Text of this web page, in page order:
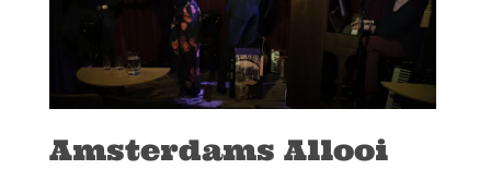
Amsterdams Allooi